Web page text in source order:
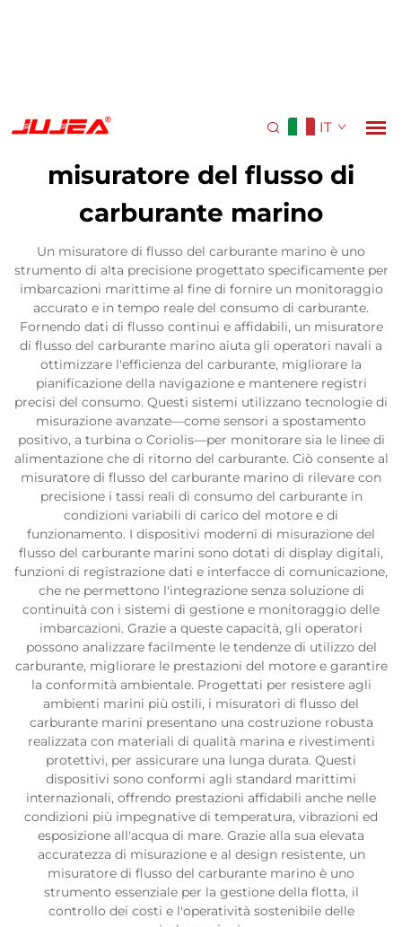
IT
misuratore del flusso di
carburante marino
Un misuratore di flusso del carburante marino è uno
strumento di alta precisione progettato specificamente per
imbarcazioni marittime al fine di fornire un monitoraggio
accurato e in tempo reale del consumo di carburante.
Fornendo dati di flusso continui e affidabili, un misuratore
di flusso del carburante marino aiuta gli operatori navali a
ottimizzare l'efficienza del carburante, migliorare la
pianificazione della navigazione e mantenere registri
precisi del consumo. Questi sistemi utilizzano tecnologie di
misurazione avanzate—come sensori a spostamento
positivo, a turbina o Coriolis—per monitorare sia le linee di
alimentazione che di ritorno del carburante. Ciò consente al
misuratore di flusso del carburante marino di rilevare con
precisione i tassi reali di consumo del carburante in
condizioni variabili di carico del motore e di
funzionamento. I dispositivi moderni di misurazione del
flusso del carburante marini sono dotati di display digitali,
funzioni di registrazione dati e interfacce di comunicazione,
che ne permettono l'integrazione senza soluzione di
continuità con i sistemi di gestione e monitoraggio delle
imbarcazioni. Grazie a queste capacità, gli operatori
possono analizzare facilmente le tendenze di utilizzo del
carburante, migliorare le prestazioni del motore e garantire
la conformità ambientale. Progettati per resistere agli
ambienti marini più ostili, i misuratori di flusso del
carburante marini presentano una costruzione robusta
realizzata con materiali di qualità marina e rivestimenti
protettivi, per assicurare una lunga durata. Questi
dispositivi sono conformi agli standard marittimi
internazionali, offrendo prestazioni affidabili anche nelle
condizioni più impegnative di temperatura, vibrazioni ed
esposizione all'acqua di mare. Grazie alla sua elevata
accuratezza di misurazione e al design resistente, un
misuratore di flusso del carburante marino è uno
strumento essenziale per la gestione della flotta, il
controllo dei costi e l'operatività sostenibile delle